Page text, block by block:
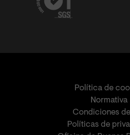
Política de
Normativa
Condiciones
Políticas de